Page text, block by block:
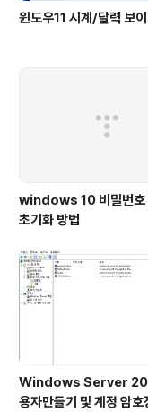
윈도우11 시계/달력 보이
windows 10 비밀번호
초기화 방법
Windows Server
용자만들기 및 계정 암호